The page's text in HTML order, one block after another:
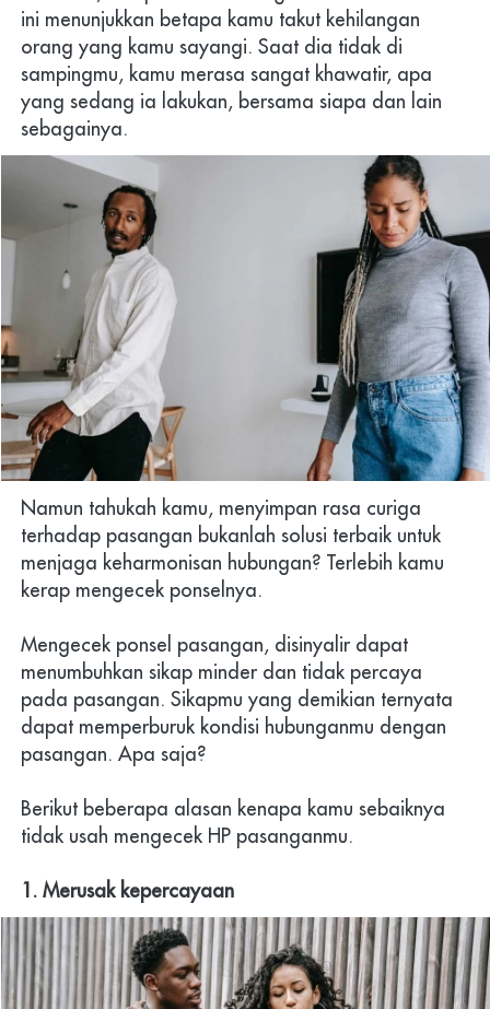
ini menunjukkan betapa kamu takut kehilangan
orang yang kamu sayangi. Saat dia tidak di
sampingmu, kamu merasa sangat khawatir, apa
yang sedang ia lakukan, bersama siapa dan lain
sebagainya.
Namun tahukah kamu, menyimpan rasa curiga
terhadap pasangan bukanlah solusi terbaik untuk
menjaga keharmonisan hubungan? Terlebih kamu
kerap mengecek ponselnya.
Mengecek ponsel pasangan, disinyalir dapat
menumbuhkan sikap minder dan tidak percaya
pada pasangan. Sikapmu yang demikian ternyata
dapat memperburuk kondisi hubunganmu dengan
pasangan. Apa saja?
Berikut beberapa alasan kenapa kamu sebaiknya
tidak usah mengecek HP pasanganmu.
1. Merusak kepercayaan